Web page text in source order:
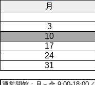
月
3
10
17
24
31